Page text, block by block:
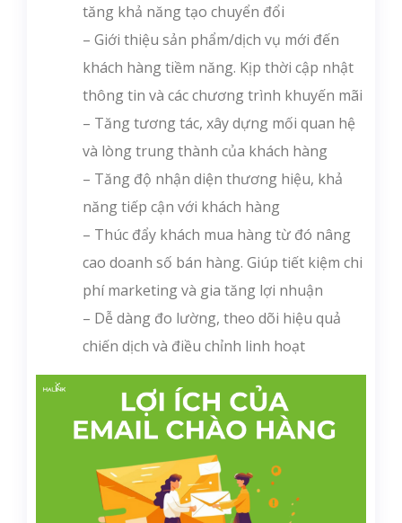
tăng khả năng tạo chuyển đổi
– Giới thiệu sản phẩm/dịch vụ mới đến
khách hàng tiềm năng. Kịp thời cập nhật
thông tin và các chương trình khuyến mãi
– Tăng tương tác, xây dựng mối quan hệ
và lòng trung thành của khách hàng
– Tăng độ nhận diện thương hiệu, khả
năng tiếp cận với khách hàng
– Thúc đẩy khách mua hàng từ đó nâng
cao doanh số bán hàng. Giúp tiết kiệm chi
phí marketing và gia tăng lợi nhuận
– Dễ dàng đo lường, theo dõi hiệu quả
chiến dịch và điều chỉnh linh hoạt